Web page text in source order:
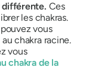
différente. Ces
les chakras.
vous
chakra racine.
vous
chakra de la